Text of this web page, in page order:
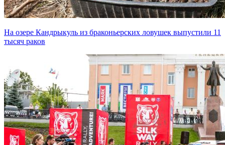
На озере Кандрыкуль из браконьерских ловушек выпустили 11
тысяч раков